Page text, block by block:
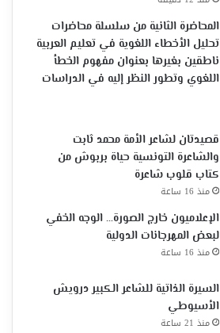
المحاضرة الثانية من سلسلة محاضرات
تحليل الأخطاء اللغوية في تعليم العربية
ناطقين بغيرها بعنوان مفهوم الخطأ
اللغوي وتطور النظر إليه في الدراسات
قصيدتان لشاعر الأمة محمد ثابت
والشاعرة التونسية حياة بربوش من
كتاب قلوب شاعرة
منذ 16 ساعة
الإعلاميون خارج الصورة… الوجه الخفي
لبعض المهرجانات الدولية
منذ 16 ساعة
السيرة الذاتية للشاعر الكبير درويش
الأسيوطي
منذ 21 ساعة